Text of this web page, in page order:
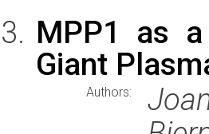
MPP1 as
Giant
Authors: